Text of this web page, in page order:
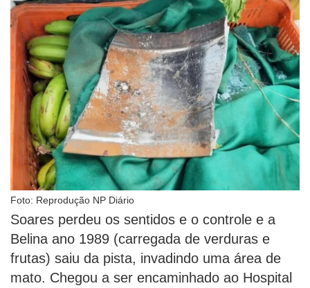
Foto: Reprodução NP Diário
Soares perdeu os sentidos e o controle e a
Belina ano 1989 (carregada de verduras e
frutas) saiu da pista, invadindo uma área de
mato. Chegou a ser encaminhado ao Hospital